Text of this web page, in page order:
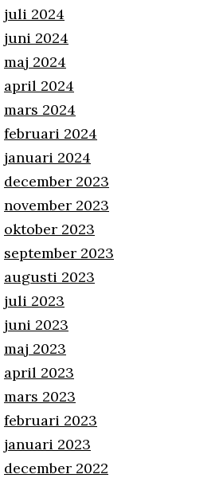
juli 2024
juni 2024
maj 2024
april 2024
mars 2024
februari 2024
januari 2024
december 2023
november 2023
oktober 2023
september 2023
augusti 2023
juli 2023
juni 2023
maj 2023
april 2023
mars 2023
februari 2023
januari 2023
december 2022